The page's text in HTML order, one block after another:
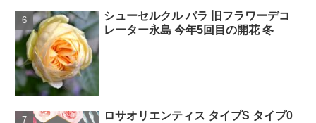
シューセルクル バラ 旧フラワーデコ
レーター永島 今年5回目の開花 冬
ロサオリエンティス タイプS タイプ0